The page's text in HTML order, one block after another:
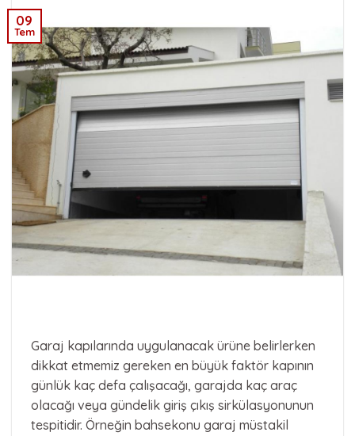
09
Tem
Garaj kapılarında uygulanacak ürüne belirlerken
dikkat etmemiz gereken en büyük faktör kapının
günlük kaç defa çalışacağı, garajda kaç araç
olacağı veya gündelik giriş çıkış sirkülasyonunun
tespitidir. Örneğin bahsekonu garaj müstakil